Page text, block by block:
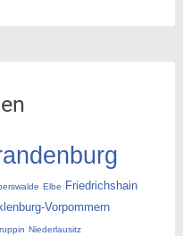
Elbe Friedrichshain
Vorpommern
Niederlausitz